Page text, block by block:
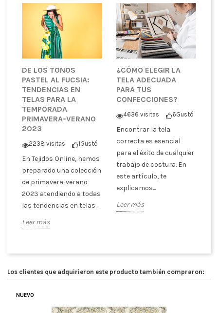
DE LOS TONOS
PASTEL AL FUCSIA:
TENDENCIAS EN
TELAS PARA LA
TEMPORADA
PRIMAVERA-VERANO
2023
2238 visitas 1Gustó
En Tejidos Online, hemos
preparado una colección
de primavera-verano
2023 atendiendo a todas
las tendencias en telas...
Leer más
¿CÓMO ELEGIR LA
TELA ADECUADA
PARA TUS
CONFECCIONES?
4636 visitas 6Gustó
Encontrar la tela
correcta es esencial
para el éxito de cualquier
trabajo de costura. En
este artículo, te
explicamos...
Leer más
Los clientes que adquirieron este producto también compraron:
NUEVO